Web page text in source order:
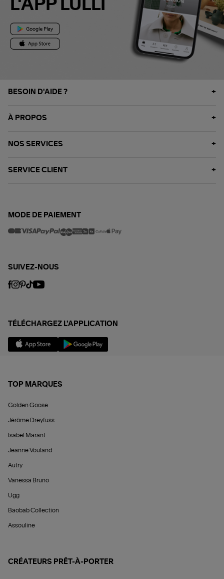
L'APP LULLI
BESOIN D'AIDE ?
À PROPOS
NOS SERVICES
SERVICE CLIENT
MODE DE PAIEMENT
SUIVEZ-NOUS
TÉLÉCHARGEZ L'APPLICATION
TOP MARQUES
Golden Goose
Jérôme Dreyfuss
Isabel Marant
Jeanne Vouland
Autry
Vanessa Bruno
Ugg
Baobab Collection
Assouline
CRÉATEURS PRÊT-À-PORTER